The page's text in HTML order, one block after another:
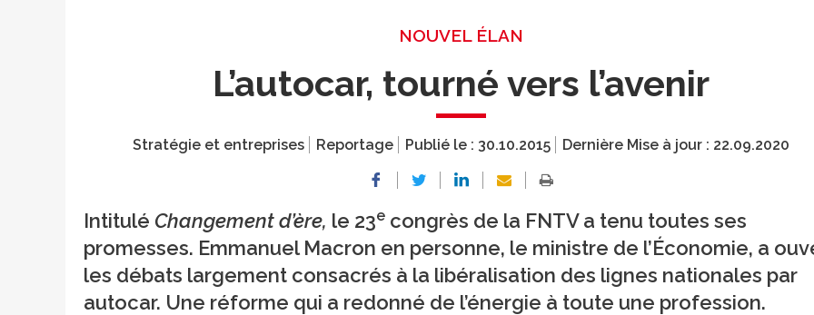
NOUVEL ÉLAN
L’autocar, tourné vers l’avenir
Stratégie et entreprises Reportage Publié le : 30.10.2015 Dernière Mise à jour : 22.09.2020
Intitulé Changement d’ère, le 23e congrès de la FNTV a tenu toutes ses
promesses. Emmanuel Macron en personne, le ministre de l’Économie, a
les débats largement consacrés à la libéralisation des lignes nationales par
autocar. Une réforme qui a redonné de l’énergie à toute une profession.